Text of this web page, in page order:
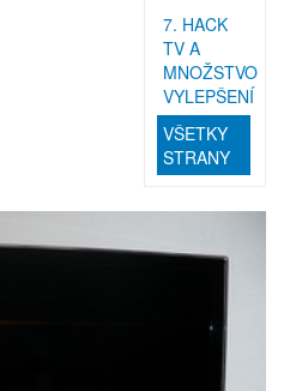
7. HACK
TV A
MNOŽSTVO
VYLEPŠENÍ
VŠETKY
STRANY